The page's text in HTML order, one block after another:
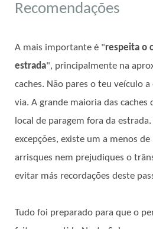
Recomendações
A mais importante é "respeita o
estrada", principalmente na
caches. Não pares o teu veículo a
via. A grande maioria das caches
local de paragem fora da estrada.
excepções, existe um a menos
arrisques nem prejudiques o
evitar más recordações deste
Tudo foi preparado para que o